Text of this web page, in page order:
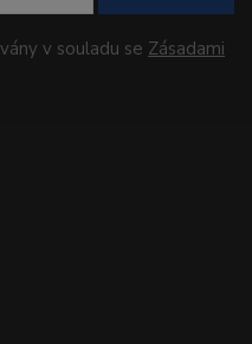
v souladu se Zásadami